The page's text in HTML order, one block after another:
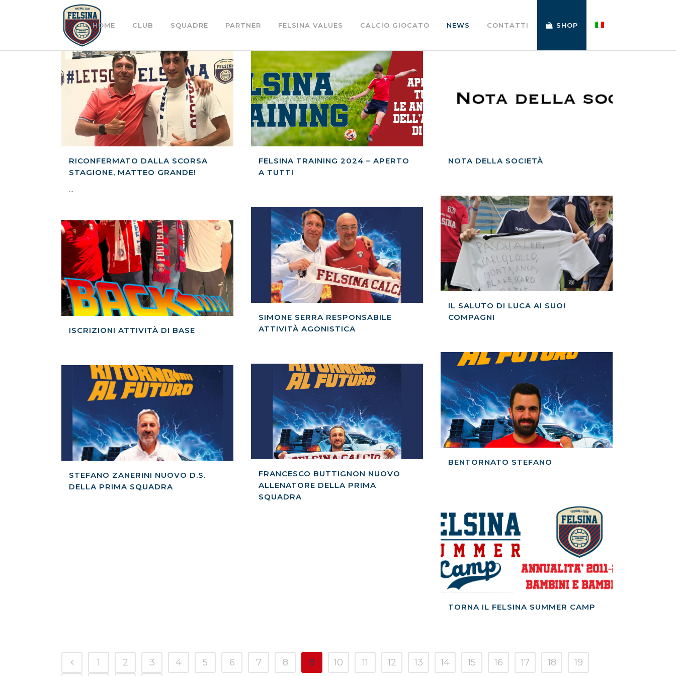
HOME CLUB SQUADRE PARTNER FELSINA VALUES CALCIO GIOCATO NEWS CONTATTI SHOP
RICONFERMATO DALLA SCORSA
STAGIONE, MATTEO GRANDE!
...
FELSINA TRAINING 2024 – APERTO
A TUTTI
NOTA DELLA SOCIETÀ
IL SALUTO DI LUCA AI SUOI
COMPAGNI
SIMONE SERRA RESPONSABILE
ATTIVITÀ AGONISTICA
ISCRIZIONI ATTIVITÀ DI BASE
BENTORNATO STEFANO
FRANCESCO BUTTIGNON NUOVO
ALLENATORE DELLA PRIMA
SQUADRA
STEFANO ZANERINI NUOVO D.S.
DELLA PRIMA SQUADRA
TORNA IL FELSINA SUMMER CAMP
1 2 3 4 5 6 7 8 9 10 11 12 13 14 15 16 17 18 19